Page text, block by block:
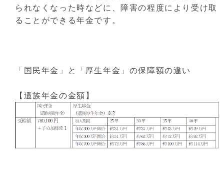
られなくなった時などに、障害の程度により受け取
ることができる年金です。
「国民年金」と「厚生年金」の保障額の違い
【遺族年金の金額】